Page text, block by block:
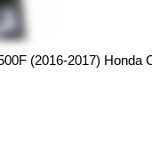
(2016-2017) Honda